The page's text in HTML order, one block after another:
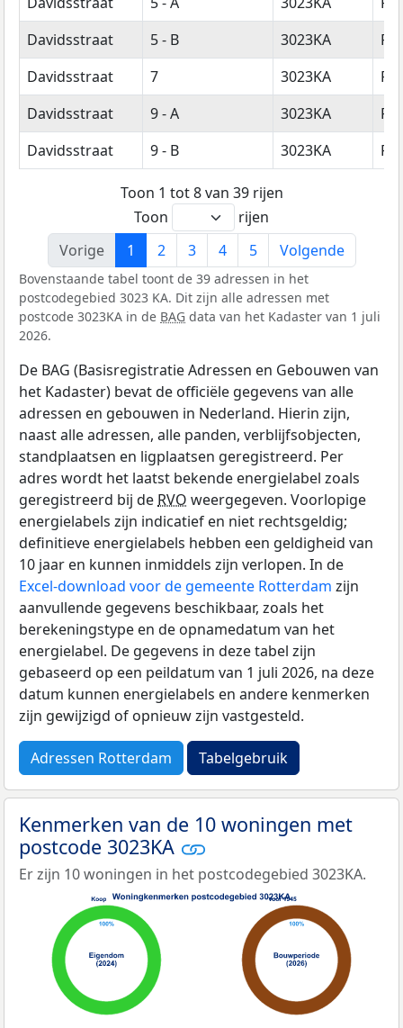
Davidsstraat
5 - B 3023KA
Davidsstraat
7 3023KA
Davidsstraat
9 - A 3023KA
Davidsstraat
9 - B 3023KA
Toon 1 tot 8 van 39 rijen
Toon
rijen
Vorige
1 2 3 4 5 Volgende
Bovenstaande tabel toont de 39 adressen in het
postcodegebied 3023 KA. Dit zijn alle adressen met
postcode 3023KA in de BAG data van het Kadaster van 1 juli
2026.
De BAG (Basisregistratie Adressen en Gebouwen van
het Kadaster) bevat de officiële gegevens van alle
adressen en gebouwen in Nederland. Hierin zijn,
naast alle adressen, alle panden, verblijfsobjecten,
standplaatsen en ligplaatsen geregistreerd. Per
adres wordt het laatst bekende energielabel zoals
geregistreerd bij de RVO weergegeven. Voorlopige
energielabels zijn indicatief en niet rechtsgeldig;
definitieve energielabels hebben een geldigheid van
10 jaar en kunnen inmiddels zijn verlopen. In de
Excel-download voor de gemeente Rotterdam zijn
aanvullende gegevens beschikbaar, zoals het
berekeningstype en de opnamedatum van het
energielabel. De gegevens in deze tabel zijn
gebaseerd op een peildatum van 1 juli 2026, na deze
datum kunnen energielabels en andere kenmerken
zijn gewijzigd of opnieuw zijn vastgesteld.
Adressen Rotterdam Tabelgebruik
Kenmerken van de 10 woningen met
postcode 3023KA
Er zijn 10 woningen in het postcodegebied 3023KA.